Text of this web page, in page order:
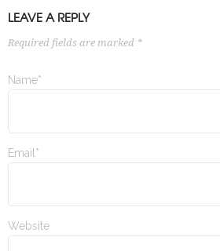
LEAVE A REPLY
Required fields are marked *
Name*
Email*
Website